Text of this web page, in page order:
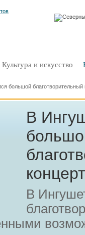
Культура и искусство
большой благотворительный
В
концерт
В